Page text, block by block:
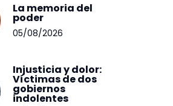
La memoria del
poder
05/08/2026
Injusticia y dolor:
Víctimas de dos
gobiernos
indolentes